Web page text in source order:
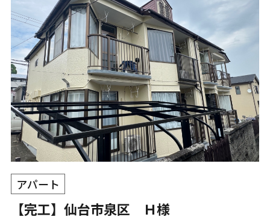
アパート
【完工】仙台市泉区 Ｈ様